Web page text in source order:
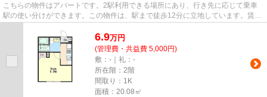
こちらの物件はアパートです。2駅利用できる場所にあり、行き先に応じて乗車
駅の使い分けができます。この物件は、駅まで徒歩12分に立地しています。賃貸
6.9万円
(管理費・共益費 5,000円)
敷：-｜礼：-
所在階：2階
間取り：1K
面積：20.08㎡